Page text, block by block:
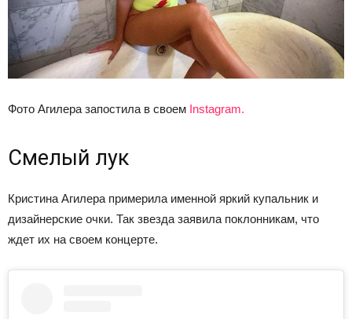
Фото Агилера запостила в своем Instagram.
Смелый лук
Кристина Агилера примерила именной яркий купальник и
дизайнерские очки. Так звезда заявила поклонникам, что
ждет их на своем концерте.